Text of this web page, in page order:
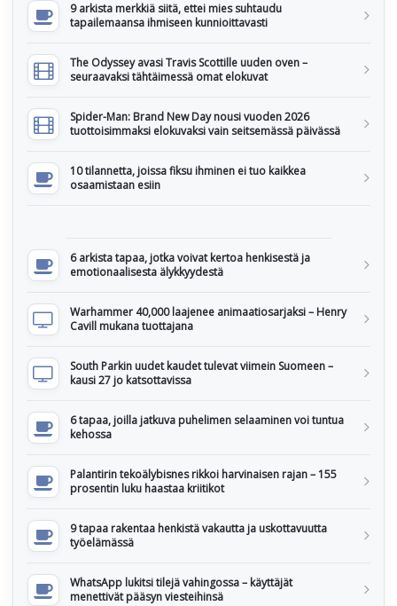
9 arkista merkkiä siitä, ettei mies suhtaudu
tapailemaansa ihmiseen kunnioittavasti
The Odyssey avasi Travis Scottille uuden oven –
seuraavaksi tähtäimessä omat elokuvat
Spider-Man: Brand New Day nousi vuoden 2026
tuottoisimmaksi elokuvaksi vain seitsemässä päivässä
10 tilannetta, joissa fiksu ihminen ei tuo kaikkea
osaamistaan esiin
6 arkista tapaa, jotka voivat kertoa henkisestä ja
emotionaalisesta älykkyydestä
Warhammer 40,000 laajenee animaatiosarjaksi – Henry
Cavill mukana tuottajana
South Parkin uudet kaudet tulevat viimein Suomeen –
kausi 27 jo katsottavissa
6 tapaa, joilla jatkuva puhelimen selaaminen voi tuntua
kehossa
Palantirin tekoälybisnes rikkoi harvinaisen rajan – 155
prosentin luku haastaa kriitikot
9 tapaa rakentaa henkistä vakautta ja uskottavuutta
työelämässä
WhatsApp lukitsi tilejä vahingossa – käyttäjät
menettivät pääsyn viesteihinsä